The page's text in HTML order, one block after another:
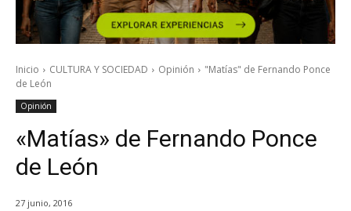
Inicio CULTURA Y SOCIEDAD Opinión
"Matías" de Fernando Ponce
de León
Opinión
«Matías» de Fernando Ponce
de León
27 junio, 2016